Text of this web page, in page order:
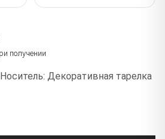
получении
Декоративная тарелка